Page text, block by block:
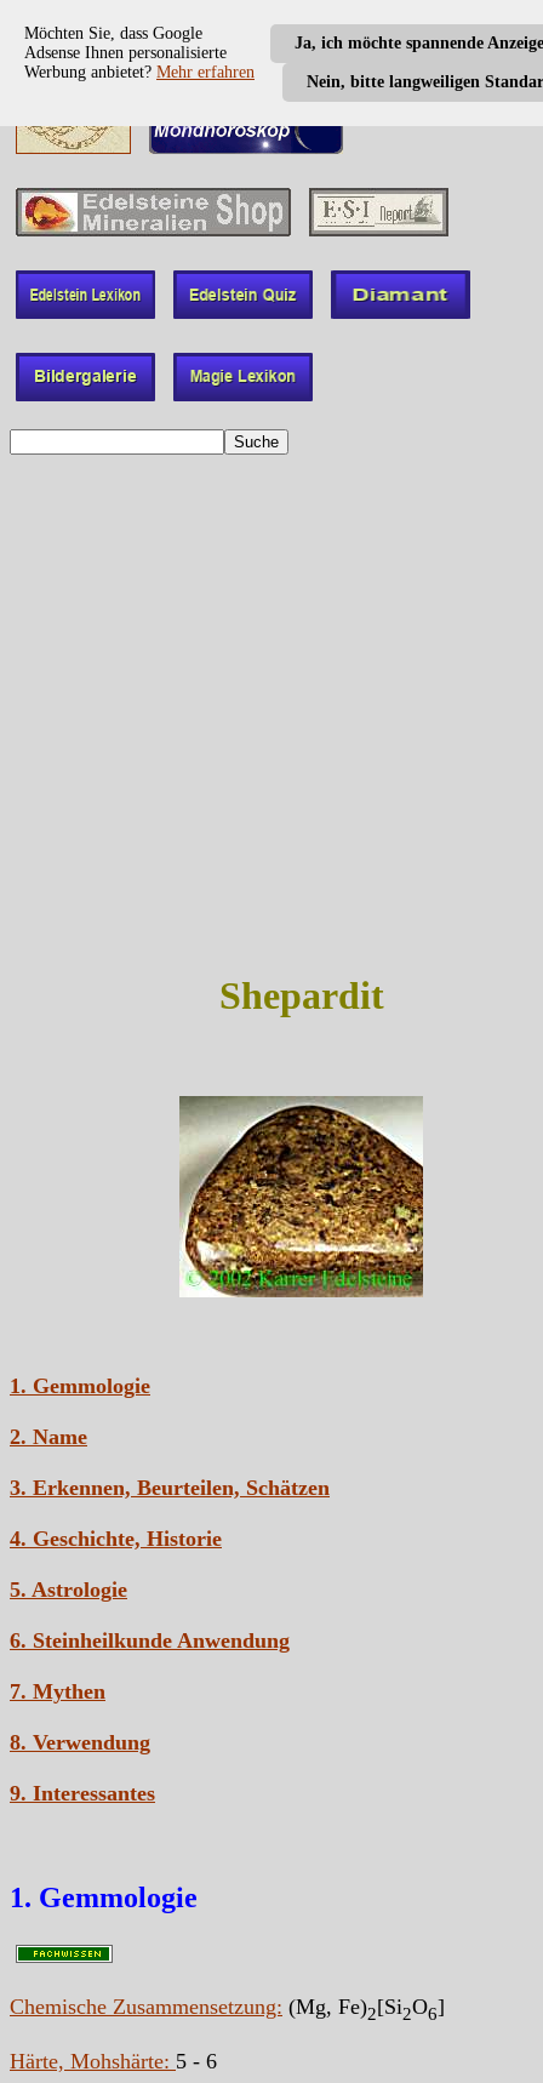
Ja, ich möchte spannende
Nein, bitte langweiligen
Möchten Sie, dass Google
Adsense Ihnen personalisierte
Werbung anbietet? Mehr erfahren
Shepardit
1. Gemmologie
2. Name
3. Erkennen, Beurteilen, Schätzen
4. Geschichte, Historie
5. Astrologie
6. Steinheilkunde Anwendung
7. Mythen
8. Verwendung
9. Interessantes
1. Gemmologie
Chemische Zusammensetzung: (Mg, Fe)2[Si2O6]
Härte, Mohshärte: 5 - 6